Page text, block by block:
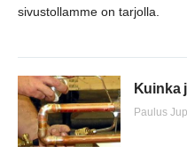
sivustollamme on tarjolla.
Kuinka
Paulus